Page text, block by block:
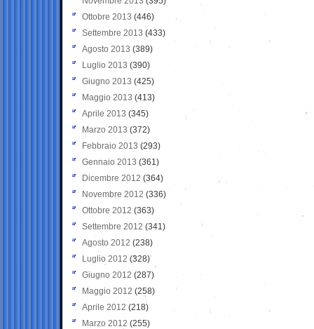
Ottobre 2013 (446)
Settembre 2013 (433)
Agosto 2013 (389)
Luglio 2013 (390)
Giugno 2013 (425)
Maggio 2013 (413)
Aprile 2013 (345)
Marzo 2013 (372)
Febbraio 2013 (293)
Gennaio 2013 (361)
Dicembre 2012 (364)
Novembre 2012 (336)
Ottobre 2012 (363)
Settembre 2012 (341)
Agosto 2012 (238)
Luglio 2012 (328)
Giugno 2012 (287)
Maggio 2012 (258)
Aprile 2012 (218)
Marzo 2012 (255)